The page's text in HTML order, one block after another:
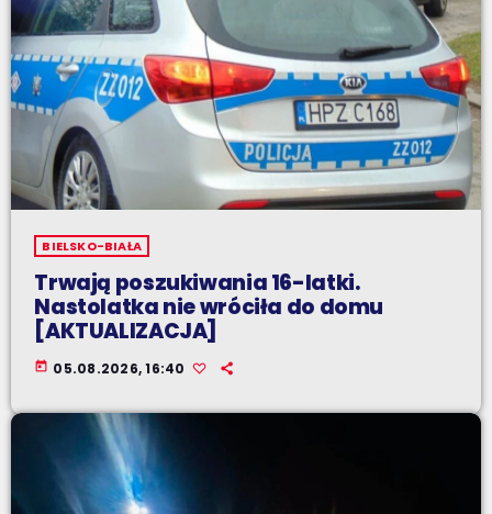
BIELSKO-BIAŁA
Trwają poszukiwania 16-latki.
Nastolatka nie wróciła do domu
[AKTUALIZACJA]
today 05.08.2026, 16:40